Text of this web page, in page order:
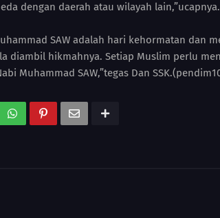
dengan daerah atau wilayah lain,”ucapnya.
SAW adalah hari kehormatan dan
diambil hikmahnya. Setiap Muslim perlu
Muhammad SAW,”tegas Dan